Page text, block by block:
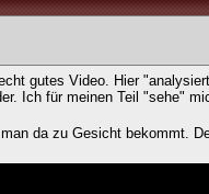
gutes Video. Hier
Ich für meinen Teil "sehe"
da zu Gesicht bekommt.